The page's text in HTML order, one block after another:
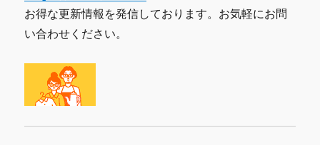
お得な更新情報を発信しております。お気軽にお問
い合わせください。